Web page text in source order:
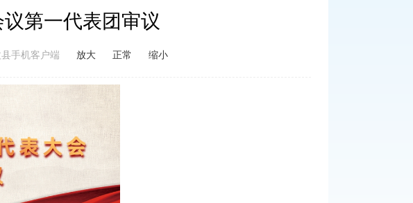
第一代表团审议
手机客户端 放大 正常 缩小